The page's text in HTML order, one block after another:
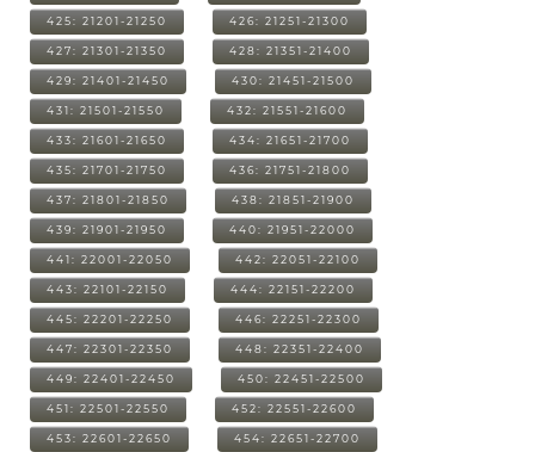
425: 21201-21250 426: 21251-21300
427: 21301-21350 428: 21351-21400
429: 21401-21450 430: 21451-21500
431: 21501-21550 432: 21551-21600
433: 21601-21650 434: 21651-21700
435: 21701-21750 436: 21751-21800
437: 21801-21850 438: 21851-21900
439: 21901-21950 440: 21951-22000
441: 22001-22050 442: 22051-22100
443: 22101-22150 444: 22151-22200
445: 22201-22250 446: 22251-22300
447: 22301-22350 448: 22351-22400
449: 22401-22450 450: 22451-22500
451: 22501-22550 452: 22551-22600
453: 22601-22650 454: 22651-22700